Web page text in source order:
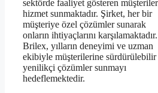
sektörde faaliyet gösteren
hizmet sunmaktadır. Şirket, her bir
müşteriye özel çözümler sunarak
onların ihtiyaçlarını karşılamaktadır.
Brilex, yılların deneyimi ve uzman
ekibiyle müşterilerine sürdürülebilir
yenilikçi çözümler sunmayı
hedeflemektedir.